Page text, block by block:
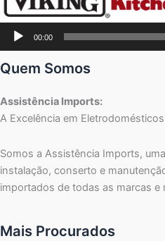
00:00
Quem Somos
Assistência Imports:
A Excelência em
Somos a Assistência Imports,
instalação, conserto e
importados de todas as marcas e
Mais Procurados